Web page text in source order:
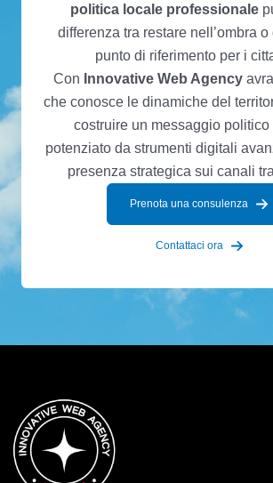
politica locale professionale
differenza tra restare nell’ombra o
punto di riferimento per i
Con Innovative Web Agency
che conosce le dinamiche del
costruire un messaggio politico
potenziato da strumenti digitali
presenza strategica sui canali
Prenota una consulenza
Contattaci ora